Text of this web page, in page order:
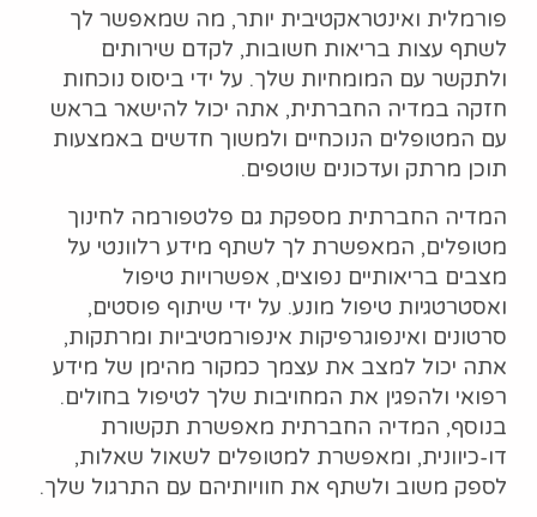
פורמלית ואינטראקטיבית יותר, מה שמאפשר לך
לשתף עצות בריאות חשובות, לקדם שירותים
ולתקשר עם המומחיות שלך. על ידי ביסוס נוכחות
חזקה במדיה החברתית, אתה יכול להישאר בראש
עם המטופלים הנוכחיים ולמשוך חדשים באמצעות
תוכן מרתק ועדכונים שוטפים.
המדיה החברתית מספקת גם פלטפורמה לחינוך
מטופלים, המאפשרת לך לשתף מידע רלוונטי על
מצבים בריאותיים נפוצים, אפשרויות טיפול
ואסטרטגיות טיפול מונע. על ידי שיתוף פוסטים,
סרטונים ואינפוגרפיקות אינפורמטיביות ומרתקות,
אתה יכול למצב את עצמך כמקור מהימן של מידע
רפואי ולהפגין את המחויבות שלך לטיפול בחולים.
בנוסף, המדיה החברתית מאפשרת תקשורת
דו-כיוונית, ומאפשרת למטופלים לשאול שאלות,
לספק משוב ולשתף את חוויותיהם עם התרגול שלך.